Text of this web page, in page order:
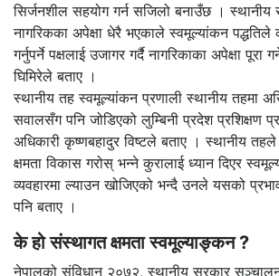
सिर्जनशील सहयोग गर्न सजिलो बनाउँछ ।
नागरिकका अपेक्षा धेरै भएकाले स्वमूल्यांकन पद्धतिले
गर्नुपर्ने पक्षलाई उजागर गर्दै नागरिकाका अपेक्षा पूरा
घिमिरेले बताए ।
स्थानीय तह स्वमूल्यांकन प्रणाली स्थानीय तहमा
सवालसँग पनि जोडिएको लुम्बिनी प्रदेश प्रशिक्षण
अधिकारी कृष्णबहादुर विष्टले बताए । स्थानीय
क्षमता विकास गरोस् भन्ने कुरालाई ध्यान दिएर
व्यवहारमा ल्याउन खोजिएको भन्दै उनले यसको
पनि बताए ।
के हो संस्थागत क्षमता स्वमूल्याङ्कन ?
नेपालको संविधान २०७२, स्थानीय सरकार